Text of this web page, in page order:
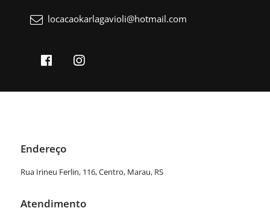
locacaokarlagavioli@hotmail.com
Endereço
Rua Irineu Ferlin, 116, Centro, Marau, RS
Atendimento